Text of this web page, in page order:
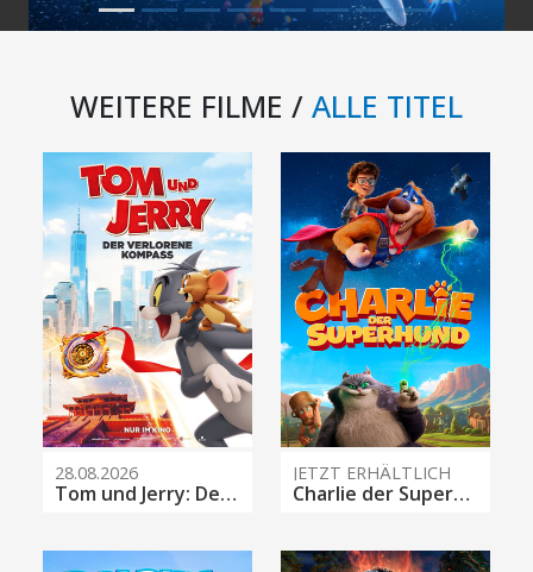
WEITERE FILME /ALLE TITEL
Tom und Jerry: Der verlorene Kompass Charlie der Superhund